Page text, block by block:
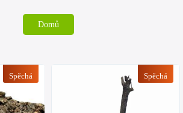
Domů
Spěchá Spěchá